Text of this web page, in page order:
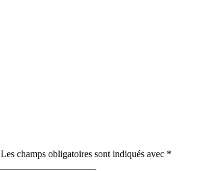
Les champs obligatoires sont indiqués avec *